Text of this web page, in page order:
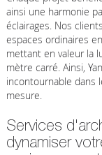
ainsi une harmonie
éclairages. Nos
espaces ordinaires en
mettant en valeur la
mètre carré. Ainsi,
incontournable dans
mesure.
Services
dynamiser